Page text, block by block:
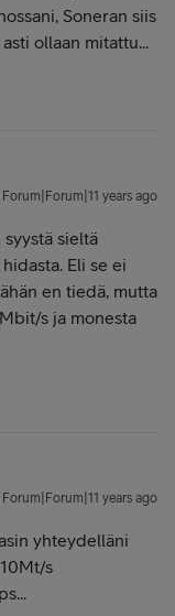
Soneran siis
ollaan mitattu...
Forum|Forum|11 years ago
sieltä
Eli se ei
en tiedä, mutta
s ja monesta
Forum|Forum|11 years ago
yhteydelläni
s